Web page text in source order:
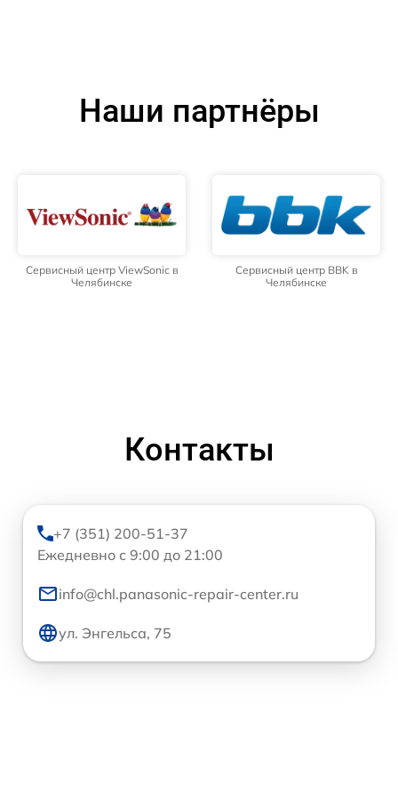
Наши партнёры
Сервисный центр ViewSonic в
Челябинске
Сервисный центр BBK в
Челябинске
Контакты
+7 (351) 200-51-37
Ежедневно с 9:00 до 21:00
info@chl.panasonic-repair-center.ru
ул. Энгельса, 75